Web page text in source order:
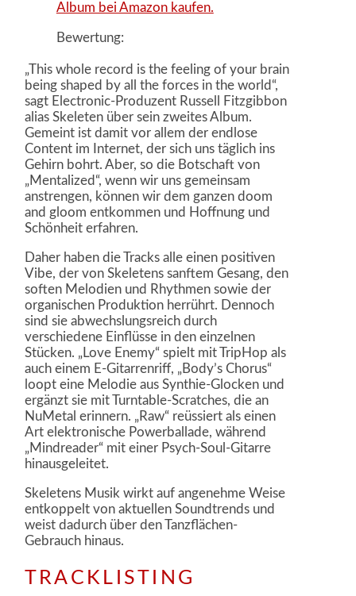
Album bei Amazon kaufen.
Bewertung:
„This whole record is the feeling of your brain
being shaped by all the forces in the world“,
sagt Electronic-Produzent Russell Fitzgibbon
alias Skeleten über sein zweites Album.
Gemeint ist damit vor allem der endlose
Content im Internet, der sich uns täglich ins
Gehirn bohrt. Aber, so die Botschaft von
„Mentalized“, wenn wir uns gemeinsam
anstrengen, können wir dem ganzen doom
and gloom entkommen und Hoffnung und
Schönheit erfahren.
Daher haben die Tracks alle einen positiven
Vibe, der von Skeletens sanftem Gesang, den
soften Melodien und Rhythmen sowie der
organischen Produktion herrührt. Dennoch
sind sie abwechslungsreich durch
verschiedene Einflüsse in den einzelnen
Stücken. „Love Enemy“ spielt mit TripHop als
auch einem E-Gitarrenriff, „Body’s Chorus“
loopt eine Melodie aus Synthie-Glocken und
ergänzt sie mit Turntable-Scratches, die an
NuMetal erinnern. „Raw“ reüssiert als einen
Art elektronische Powerballade, während
„Mindreader“ mit einer Psych-Soul-Gitarre
hinausgeleitet.
Skeletens Musik wirkt auf angenehme Weise
entkoppelt von aktuellen Soundtrends und
weist dadurch über den Tanzflächen-
Gebrauch hinaus.
TRACKLISTING